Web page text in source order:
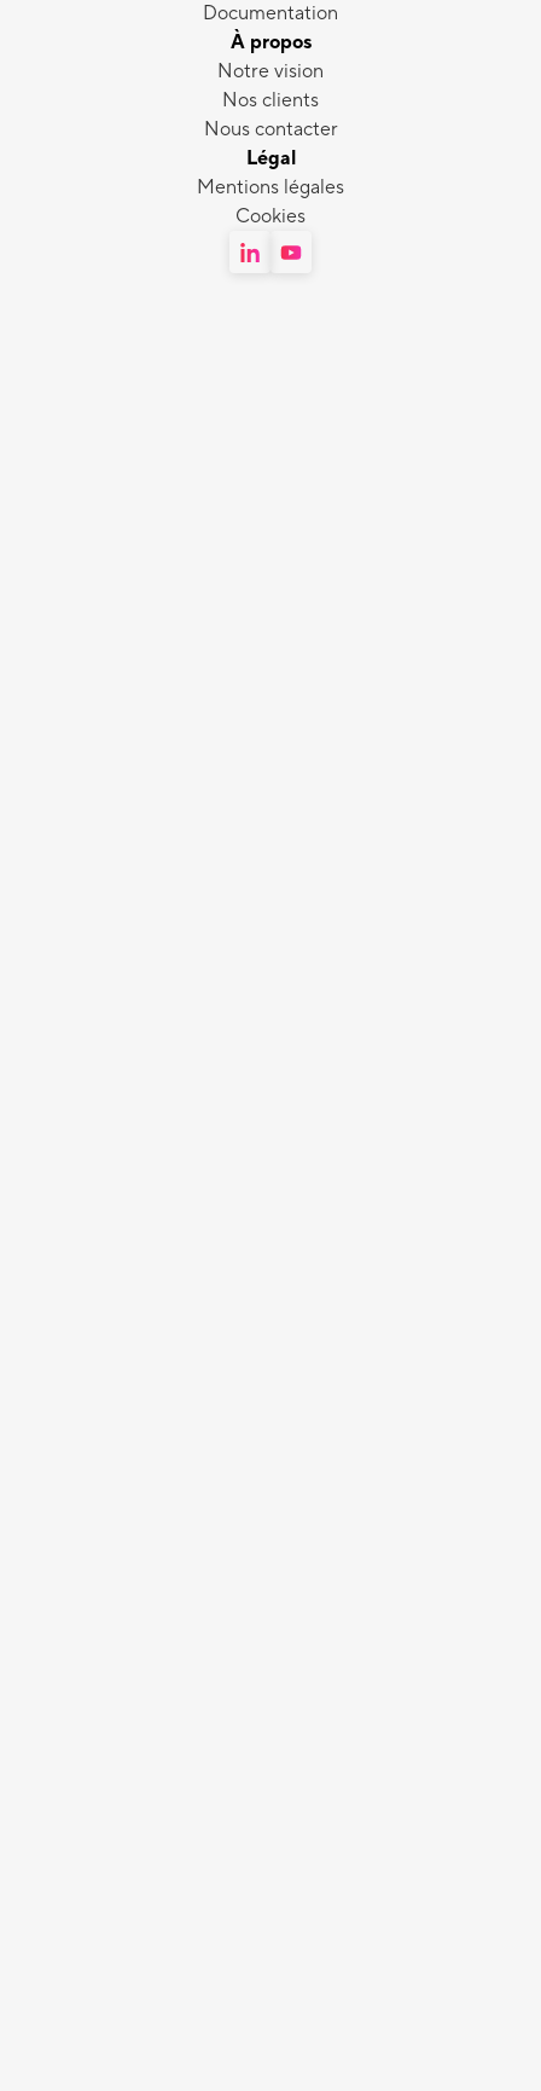
Documentation
À propos
Notre vision
Nos clients
Nous contacter
Légal
Mentions légales
Cookies